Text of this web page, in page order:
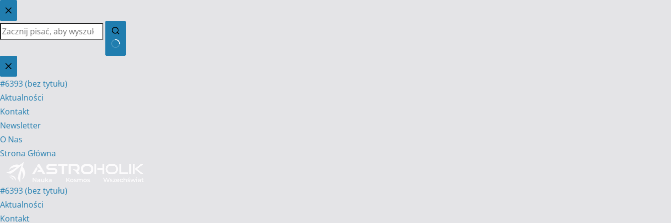
Przejdź
do
treści
Brak
wyników
#6393 (bez tytułu)
Aktualności
Kontakt
Newsletter
O Nas
Strona Główna
#6393 (bez tytułu)
Aktualności
Kontakt